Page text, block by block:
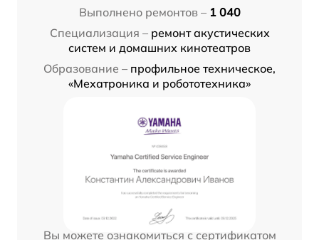
Выполнено ремонтов – 1 040
Специализация – ремонт акустических
систем и домашних кинотеатров
Образование – профильное техническое,
«Мехатроника и робототехника»
Вы можете ознакомиться с сертификатом